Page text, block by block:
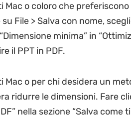
Mac o coloro che
su File > Salva con nome,
minima” in
il PPT in PDF.
Mac o per chi desidera un
ridurre le dimensioni. Fare
nella sezione “Salva come